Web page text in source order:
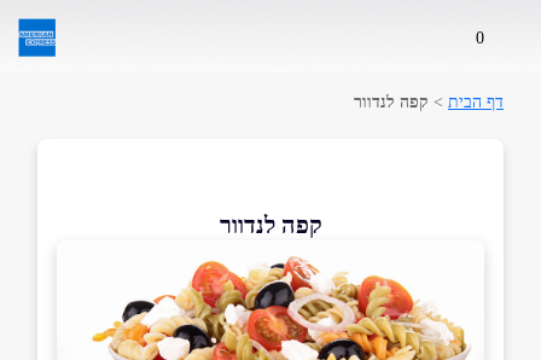
0
דף הבית > קפה לנדוור
קפה לנדוור